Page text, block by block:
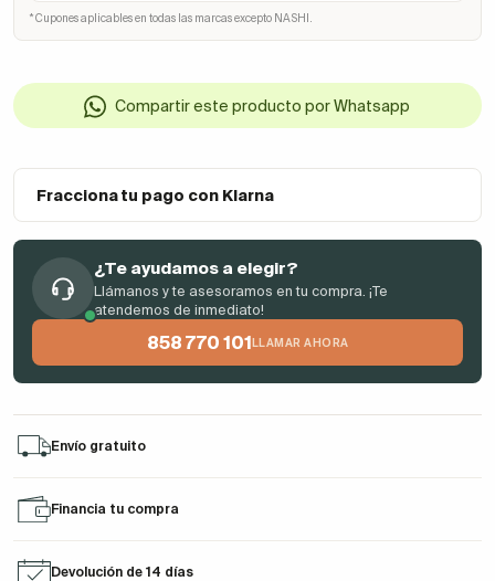
* Cupones aplicables en todas las marcas excepto NASHI.
Compartir este producto por Whatsapp
Fracciona tu pago con Klarna
¿Te ayudamos a elegir?
Llámanos y te asesoramos en tu compra. ¡Te
atendemos de inmediato!
858 770 101 LLAMAR AHORA
Envío gratuito
Financia tu compra
Devolución de 14 días